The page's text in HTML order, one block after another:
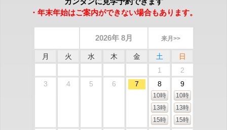
・年末年始はご案内ができない場合もあります。
2026年 8月 来月>>
月 火 水 木 金 土
日
1
2
3
4 5 6 7 8
10時
13時
15時
9
10時
13時
15時